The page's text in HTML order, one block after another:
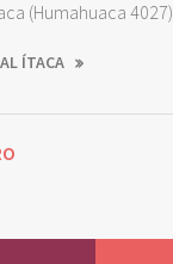
(Humahuaca 4027).
ÍTACA